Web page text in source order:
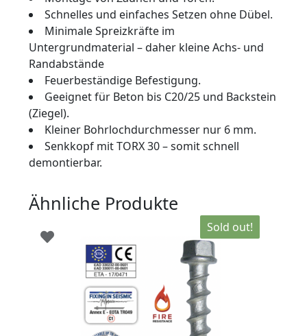
Schnelles und einfaches Setzen ohne Dübel.
Minimale Spreizkräfte im
Untergrundmaterial – daher kleine Achs- und
Randabstände
Feuerbeständige Befestigung.
Geeignet für Beton bis C20/25 und Backstein
(Ziegel).
Kleiner Bohrlochdurchmesser nur 6 mm.
Senkkopf mit TORX 30 – somit schnell
demontierbar.
Ähnliche Produkte
Sold out!